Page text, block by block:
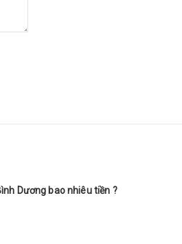
Dương bao nhiêu tiền ?